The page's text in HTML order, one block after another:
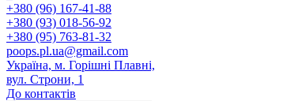
+380 (96) 167-41-88
+380 (93) 018-56-92
+380 (95) 763-81-32
poops.pl.ua@gmail.com
Україна, м. Горішні Плавні,
вул. Строни, 1
До контактів